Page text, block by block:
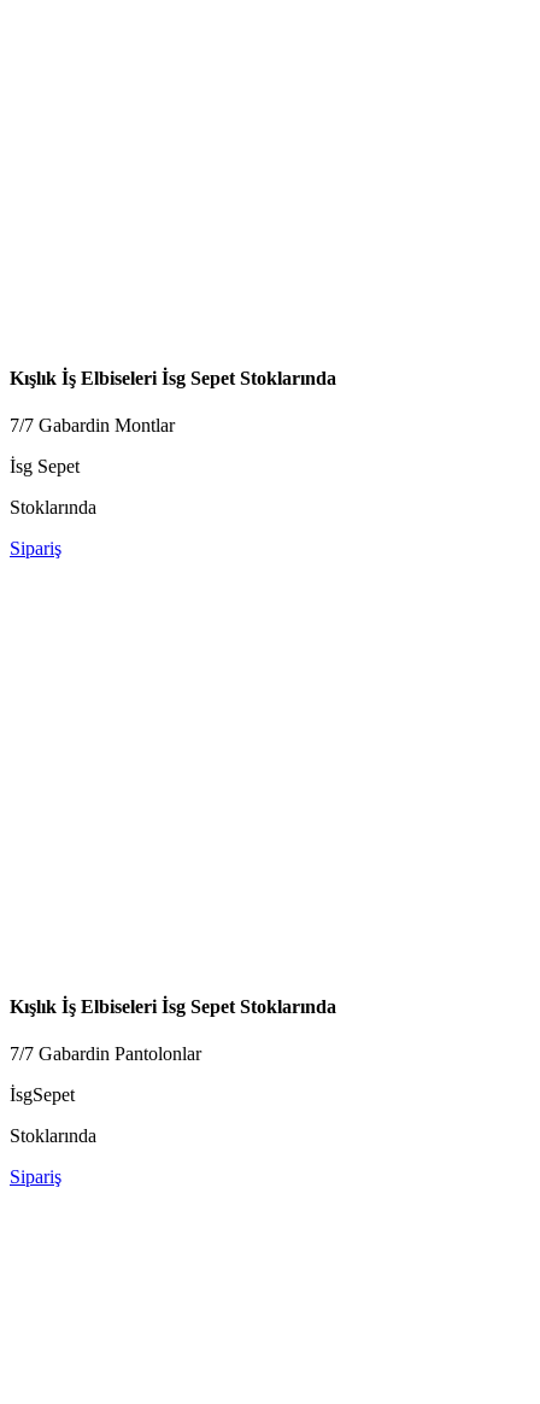
Kışlık İş Elbiseleri İsg Sepet Stoklarında
7/7 Gabardin Montlar
İsg Sepet
Stoklarında
Sipariş
Kışlık İş Elbiseleri İsg Sepet Stoklarında
7/7 Gabardin Pantolonlar
İsgSepet
Stoklarında
Sipariş